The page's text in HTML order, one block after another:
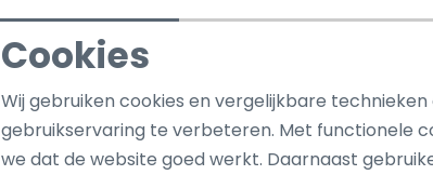
Noodzakelijke cookies
Analytische cookies Marketing
Cookies
Wij gebruiken cookies en vergelijkbare technieken
gebruikservaring te verbeteren. Met functionele
we dat de website goed werkt. Daarnaast